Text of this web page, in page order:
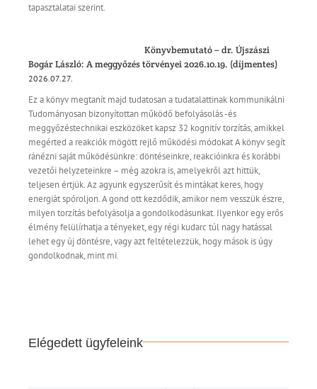
tapasztalatai szerint.
Könyvbemutató – dr. Újszászi
Bogár László: A meggyőzés törvényei 2026.10.19. (díjmentes)
2026.07.27.
Ez a könyv megtanít majd tudatosan a tudatalattinak kommunikálni
Tudományosan bizonyítottan működő befolyásolás -és
meggyőzéstechnikai eszközöket kapsz 32 kognitív torzítás, amikkel
megérted a reakciók mögött rejlő működési módokat A könyv segít
ránézni saját működésünkre: döntéseinkre, reakcióinkra és korábbi
vezetői helyzeteinkre – még azokra is, amelyekről azt hittük,
teljesen értjük. Az agyunk egyszerűsít és mintákat keres, hogy
energiát spóroljon. A gond ott kezdődik, amikor nem vesszük észre,
milyen torzítás befolyásolja a gondolkodásunkat. Ilyenkor egy erős
élmény felülírhatja a tényeket, egy régi kudarc túl nagy hatással
lehet egy új döntésre, vagy azt feltételezzük, hogy mások is úgy
gondolkodnak, mint mi.
Elégedett ügyfeleink